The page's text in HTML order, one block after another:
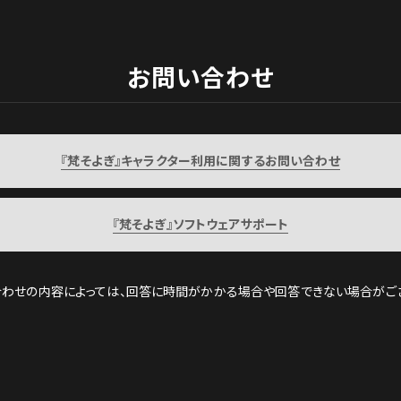
お問い合わせ
『梵そよぎ』キャラクター利用に関するお問い合わせ
『梵そよぎ』ソフトウェアサポート
せの内容によっては、回答に時間がかかる場合や回答できない場合がご